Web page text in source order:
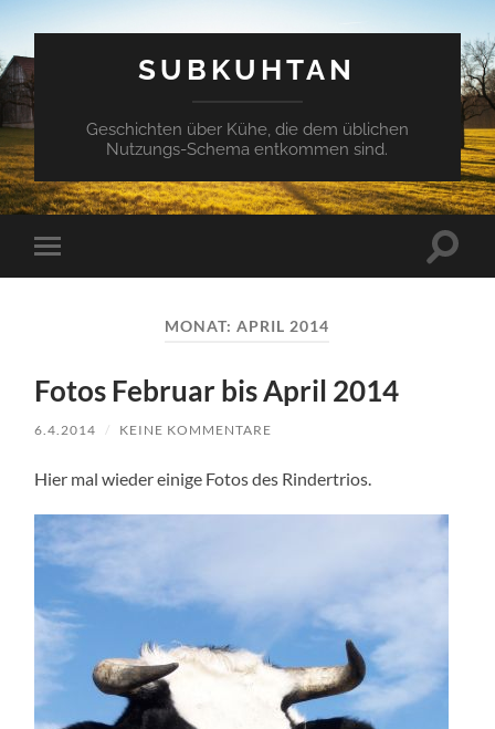
SUBKUHTAN
Geschichten über Kühe, die dem üblichen
Nutzungs-Schema entkommen sind.
Mobile-
Menü
MONAT:APRIL 2014
Fotos Februar bis April 2014
6.4.2014 / KEINE KOMMENTARE
Hier mal wieder einige Fotos des Rindertrios.